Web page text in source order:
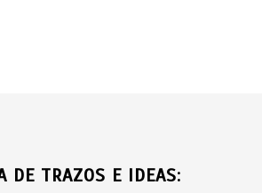
DE TRAZOS E IDEAS: